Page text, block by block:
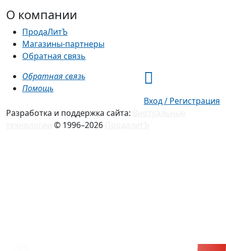
О компании
ПродаЛитЪ
Магазины-партнеры
Обратная связь
Обратная связь
Помощь
Вход / Регистрация
Разработка и поддержка сайта:
© 1996–2026